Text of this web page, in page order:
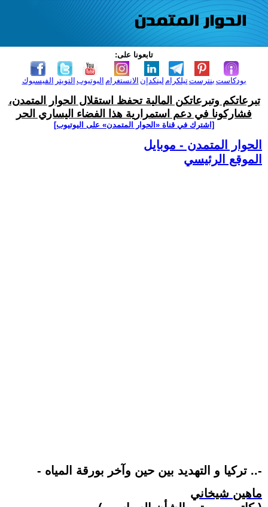
تابعونا على:
الفيسبوك التويتر اليوتيوب الانستغرام لينكدإن تيلكرامبنترست بودكاست
تبرعاتكم وتبرعاتكن المالية تحفظ استقلال الحوار المتمدن،
فشاركونا في دعم استمرارية هذا الفضاء اليساري الحر
[اشترك في قناة ‫«الحوار المتمدن» على اليوتيوب]
الحوار المتمدن - موبايل
الموقع الرئيسي
- تركيا و التهديد بين حين وآخر بورقة المياه ..-
ماهين شيخاني